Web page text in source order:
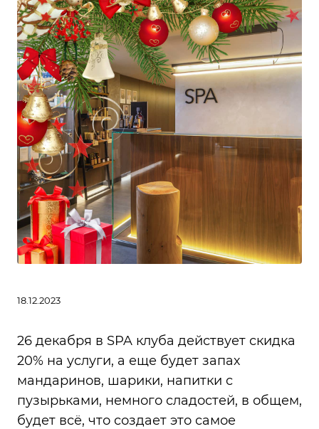
18.12.2023
26 декабря в SPA клуба действует скидка
20% на услуги, а еще будет запах
мандаринов, шарики, напитки с
пузырьками, немного сладостей, в общем,
будет всё, что создает это самое